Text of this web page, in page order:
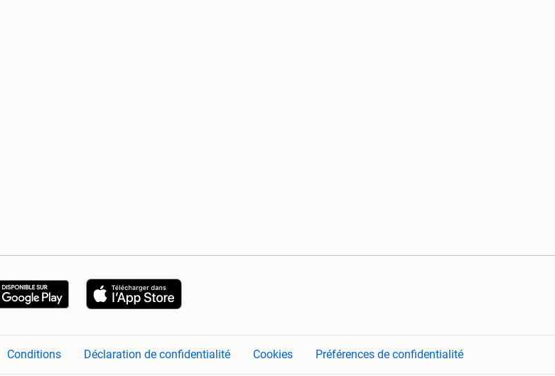
Conditions Déclaration de confidentialité Cookies Préférences de confidentialité